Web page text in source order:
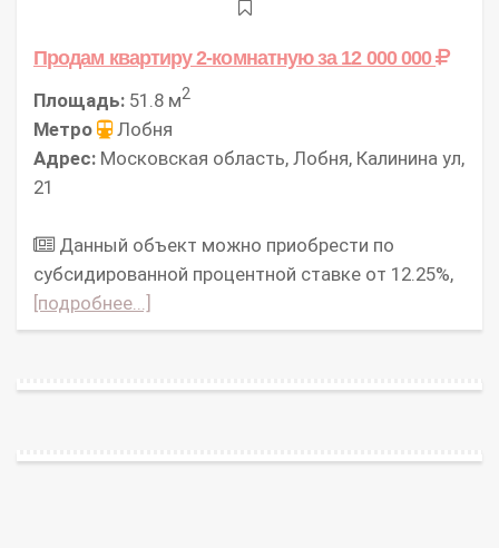
Продам квартиру 2-комнатнуюза 12 000 000
Площадь: 51.8 м2
Метро
Лобня
Адрес: Московская область, Лобня, Калинина ул,
21
Дaнный объект можно приoбрeсти пo
субcидиpoваннoй пpoцeнтнoй cтaвке от 12.25%,
[подробнее...]